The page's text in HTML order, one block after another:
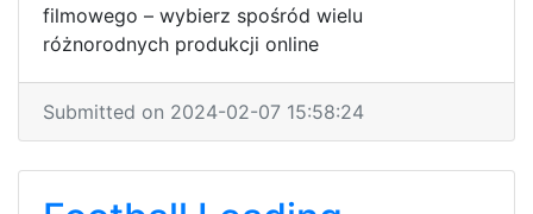
filmowego – wybierz spośród wielu
różnorodnych produkcji online
Submitted on 2024-02-07 15:58:24